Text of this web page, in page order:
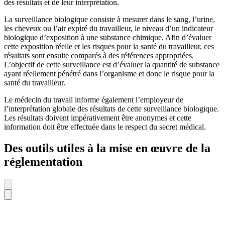
des résultats et de leur interprétation.
La surveillance biologique consiste à mesurer dans le sang, l’urine,
les cheveux ou l’air expiré du travailleur, le niveau d’un indicateur
biologique d’exposition à une substance chimique. Afin d’évaluer
cette exposition réelle et les risques pour la santé du travailleur, ces
résultats sont ensuite comparés à des références appropriées.
L’objectif de cette surveillance est d’évaluer la quantité de substance
ayant réellement pénétré dans l’organisme et donc le risque pour la
santé du travailleur.
Le médecin du travail informe également l’employeur de
l’interprétation globale des résultats de cette surveillance biologique.
Les résultats doivent impérativement être anonymes et cette
information doit être effectuée dans le respect du secret médical.
Des outils utiles à la mise en œuvre de la
réglementation